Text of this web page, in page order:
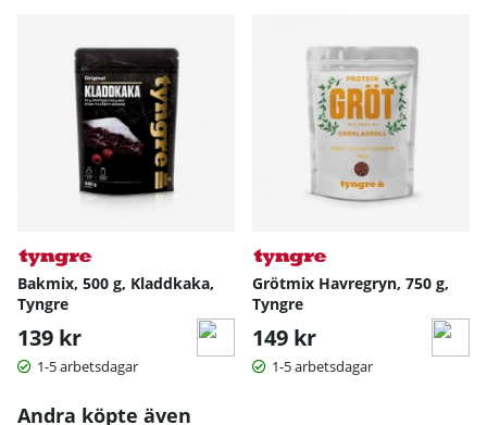
Perfekt för fika, dessert och mellanmål
Bakmixen passar lika bra till helgfikat som till vardagens
mellanmål. Servera kladdkakan som den är eller
tillsammans med bär, lättvispad grädde eller vaniljkvarg
för en extra lyxig upplevelse.
För dig som vill ha ett enkelt sätt att baka något gott utan
att kompromissa med smaken är Tyngre Bakmix
Bakmix, 500 g, Kladdkaka,
Tyngre
139 kr
1-5 arbetsdagar
Grötmix Havregryn, 750 g,
Tyngre
149 kr
1-5 arbetsdagar
Andra köpte även